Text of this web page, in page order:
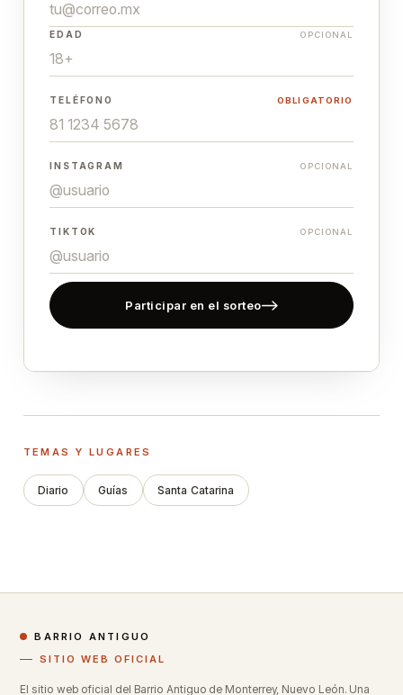
EDAD OPCIONAL
TELÉFONO OBLIGATORIO
INSTAGRAM OPCIONAL
TIKTOK OPCIONAL
Participar en el sorteo
TEMAS Y LUGARES
Diario Guías Santa Catarina
BARRIO ANTIGUO
SITIO WEB OFICIAL
El sitio web oficial del Barrio Antiguo de Monterrey, Nuevo León. Una